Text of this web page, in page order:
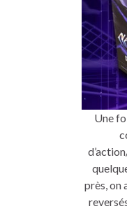
Une
près, on